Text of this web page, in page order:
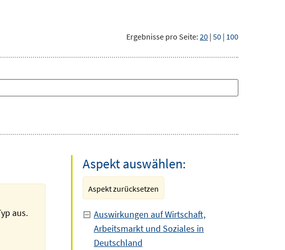
Ergebnisse pro Seite: 20 | 50 | 100
aus.
Aspekt auswählen:
Aspekt zurücksetzen
Auswirkungen auf Wirtschaft,
Arbeitsmarkt und Soziales in
Deutschland